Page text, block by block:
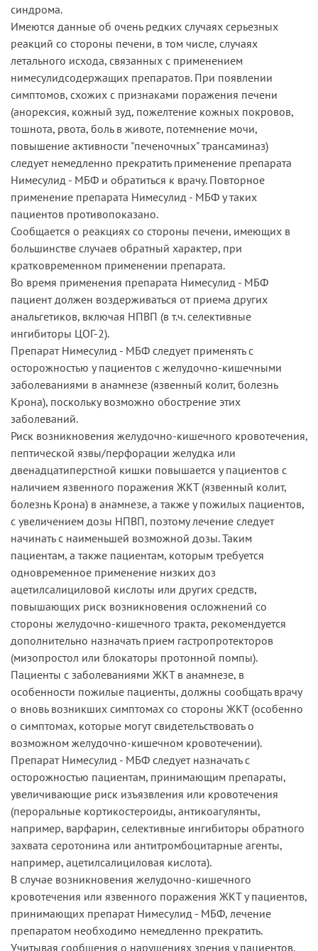
синдрома.
Имеются данные об очень редких случаях серьезных
реакций со стороны печени, в том числе, случаях
летального исхода, связанных с применением
нимесулидсодержащих препаратов. При появлении
симптомов, схожих с признаками поражения печени
(анорексия, кожный зуд, пожелтение кожных покровов,
тошнота, рвота, боль в животе, потемнение мочи,
повышение активности "печеночных" трансаминаз)
следует немедленно прекратить применение препарата
Нимесулид - МБФ и обратиться к врачу. Повторное
применение препарата Нимесулид - МБФ у таких
пациентов противопоказано.
Сообщается о реакциях со стороны печени, имеющих в
большинстве случаев обратный характер, при
кратковременном применении препарата.
Во время применения препарата Нимесулид - МБФ
пациент должен воздерживаться от приема других
анальгетиков, включая НПВП (в т.ч. селективные
ингибиторы ЦОГ-2).
Препарат Нимесулид - МБФ следует применять с
осторожностью у пациентов с желудочно-кишечными
заболеваниями в анамнезе (язвенный колит, болезнь
Крона), поскольку возможно обострение этих
заболеваний.
Риск возникновения желудочно-кишечного кровотечения,
пептической язвы/перфорации желудка или
двенадцатиперстной кишки повышается у пациентов с
наличием язвенного поражения ЖКТ (язвенный колит,
болезнь Крона) в анамнезе, а также у пожилых пациентов,
с увеличением дозы НПВП, поэтому лечение следует
начинать с наименьшей возможной дозы. Таким
пациентам, а также пациентам, которым требуется
одновременное применение низких доз
ацетилсалициловой кислоты или других средств,
повышающих риск возникновения осложнений со
стороны желудочно-кишечного тракта, рекомендуется
дополнительно назначать прием гастропротекторов
(мизопростол или блокаторы протонной помпы).
Пациенты с заболеваниями ЖКТ в анамнезе, в
особенности пожилые пациенты, должны сообщать врачу
о вновь возникших симптомах со стороны ЖКТ (особенно
о симптомах, которые могут свидетельствовать о
возможном желудочно-кишечном кровотечении).
Препарат Нимесулид - МБФ следует назначать с
осторожностью пациентам, принимающим препараты,
увеличивающие риск изъязвления или кровотечения
(пероральные кортикостероиды, антикоагулянты,
например, варфарин, селективные ингибиторы обратного
захвата серотонина или антитромбоцитарные агенты,
например, ацетилсалициловая кислота).
В случае возникновения желудочно-кишечного
кровотечения или язвенного поражения ЖКТ у пациентов,
принимающих препарат Нимесулид - МБФ, лечение
препаратом необходимо немедленно прекратить.
Учитывая сообщения о нарушениях зрения у пациентов,